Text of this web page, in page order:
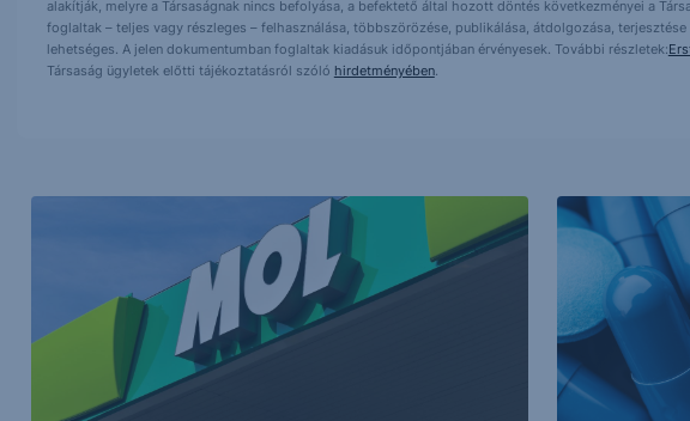
alakítják, melyre a Társaságnak nincs befolyása, a befektető által hozott döntés következményei a
foglaltak – teljes vagy részleges – felhasználása, többszörözése, publikálása, átdolgozása,
lehetséges. A jelen dokumentumban foglaltak kiadásuk időpontjában érvényesek. További részletek:
Társaság ügyletek előtti tájékoztatásról szóló hirdetményében.